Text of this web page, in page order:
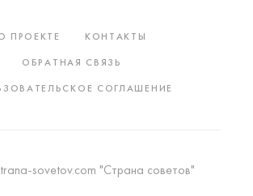
ПРОЕКТЕ
КОНТАКТЫ
ОБРАТНАЯ СВЯЗЬ
СОГЛАШЕНИЕ
sovetov.com "Страна советов"